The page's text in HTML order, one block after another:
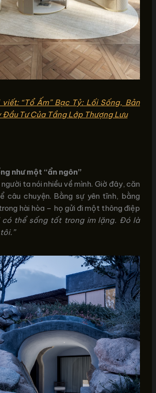
“Tổ Ấm” Bạc Tỷ: Lối Sống, Bản
Đầu Tư Của Tầng Lớp Thượng Lưu
như một “ẩn ngôn”
ta nói nhiều về mình. Giờ đây, căn
câu chuyện. Bằng sự yên tĩnh, bằng
hài hòa – họ gửi đi một thông điệp
có thể sống tốt trong im lặng. Đó là